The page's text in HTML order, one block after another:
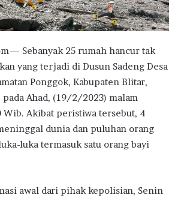
Sebanyak 25 rumah hancur tak
yang terjadi di Dusun Sadeng Desa
Ponggok, Kabupaten Blitar,
pada Ahad, (19/2/2023) malam
Wib. Akibat peristiwa tersebut, 4
dunia dan puluhan orang
luka termasuk satu orang bayi
awal dari pihak kepolisian, Senin